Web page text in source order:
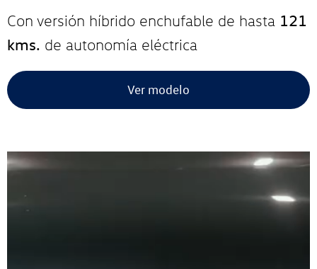
Con versión híbrido enchufable de hasta 121
kms. de autonomía eléctrica
Ver modelo